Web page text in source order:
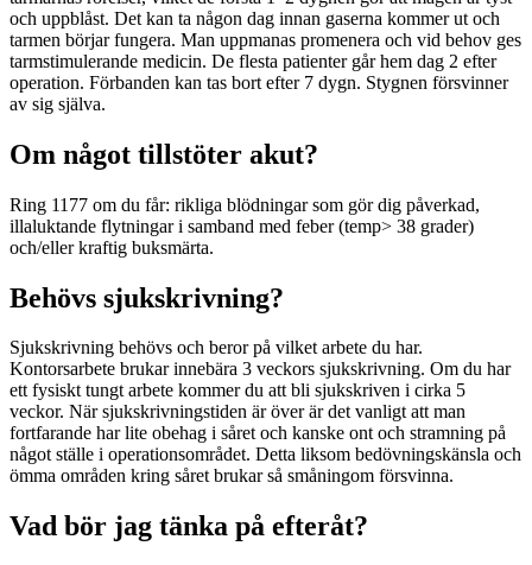
och uppblåst. Det kan ta någon dag innan gaserna kommer ut och
tarmen börjar fungera. Man uppmanas promenera och vid behov ges
tarmstimulerande medicin. De flesta patienter går hem dag 2 efter
operation. Förbanden kan tas bort efter 7 dygn. Stygnen försvinner
av sig själva.
Om något tillstöter akut?
Ring 1177 om du får: rikliga blödningar som gör dig påverkad,
illaluktande flytningar i samband med feber (temp> 38 grader)
och/eller kraftig buksmärta.
Behövs sjukskrivning?
Sjukskrivning behövs och beror på vilket arbete du har.
Kontorsarbete brukar innebära 3 veckors sjukskrivning. Om du har
ett fysiskt tungt arbete kommer du att bli sjukskriven i cirka 5
veckor. När sjukskrivningstiden är över är det vanligt att man
fortfarande har lite obehag i såret och kanske ont och stramning på
något ställe i operationsområdet. Detta liksom bedövningskänsla och
ömma områden kring såret brukar så småningom försvinna.
Vad bör jag tänka på efteråt?